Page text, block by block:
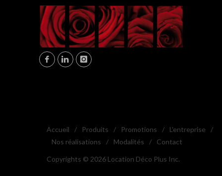
Accueil / Produits / Promotions / L'entreprise
/
Nos réalisations
/ Modalités / Contact
Copyrights © 2026 Location Déco Plus Inc.